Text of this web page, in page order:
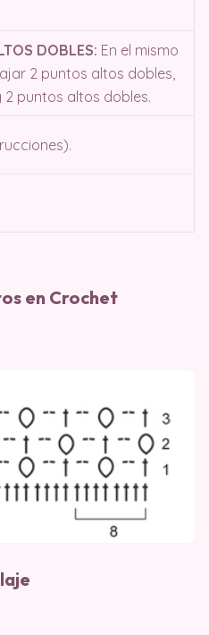
DOBLES: En el mismo
2 puntos altos dobles,
puntos altos dobles.
en Crochet